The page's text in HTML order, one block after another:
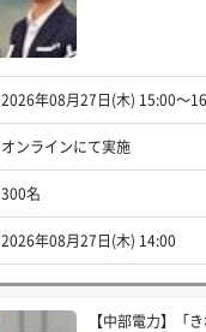
2026年08月27日(木) 15:00〜
オンラインにて実施
300名
2026年08月27日(木) 14:00
【中部電力】「